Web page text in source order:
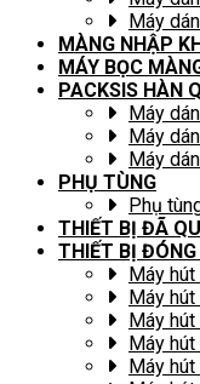
Máy
MÀNG NHẬP
MÁY BỌC
PACKSIS HÀN
Máy
Máy
Máy
PHỤ TÙNG
Phụ
THIẾT BỊ ĐÃ
THIẾT BỊ
Máy hút
Máy hút
Máy hút
Máy hút
Máy hút